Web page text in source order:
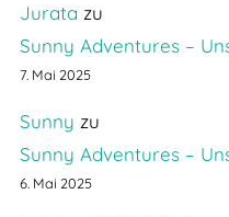
Jurata zu
Sunny Adventures –
7. Mai 2025
Sunny zu
Sunny Adventures –
6. Mai 2025